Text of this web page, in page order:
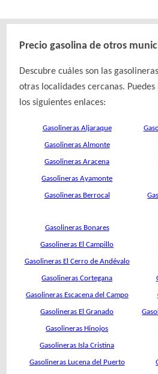
Precio gasolina de otros
Descubre cuáles son las
otras localidades cercanas.
los siguientes enlaces:
Gasolineras Aljaraque
Gasolineras Almonte
Gasolineras Aracena
Gasolineras Ayamonte
Gasolineras Berrocal
Gasolineras Bonares
Gasolineras El Campillo
Gasolineras El Cerro de Andévalo
Gasolineras Cortegana
Gasolineras Escacena del Campo
Gasolineras El Granado
Gasolineras Hinojos
Gasolineras Isla Cristina
Gasolineras Lucena del Puerto